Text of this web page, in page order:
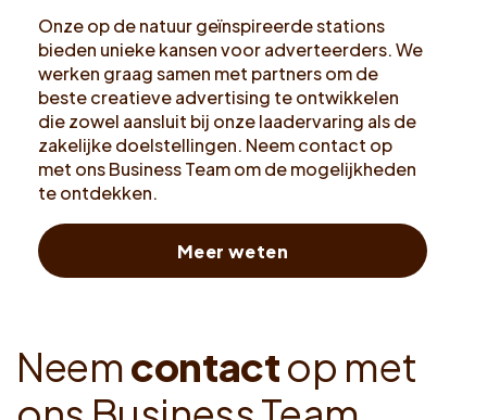
Onze op de natuur geïnspireerde stations
bieden unieke kansen voor adverteerders. We
werken graag samen met partners om de
beste creatieve advertising te ontwikkelen
die zowel aansluit bij onze laadervaring als de
zakelijke doelstellingen. Neem contact op
met ons Business Team om de mogelijkheden
te ontdekken.
Meer weten
Neemcontactop met